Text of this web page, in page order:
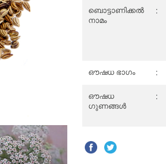
ബൊട്ടാണിക്കൽ
നാമം
:
ഔഷധ ഭാഗം :
ഔഷധ
ഗുണങ്ങൾ
: